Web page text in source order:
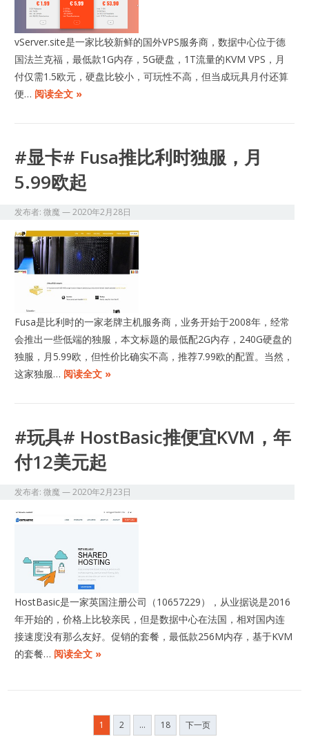
vServer.site是一家比较新鲜的国外VPS服务商，数据中心位于德
国法兰克福，最低款1G内存，5G硬盘，1T流量的KVM VPS，月
付仅需1.5欧元，硬盘比较小，可玩性不高，但当成玩具月付还算
便… 阅读全文 »
#显卡# Fusa推比利时独服，月
5.99欧起
发布者:微魔—2020年2月28日
Fusa是比利时的一家老牌主机服务商，业务开始于2008年，经常
会推出一些低端的独服，本文标题的最低配2G内存，240G硬盘的
独服，月5.99欧，但性价比确实不高，推荐7.99欧的配置。当然，
这家独服… 阅读全文 »
#玩具# HostBasic推便宜KVM，年
付12美元起
发布者:微魔—2020年2月23日
HostBasic是一家英国注册公司（10657229），从业据说是2016
年开始的，价格上比较亲民，但是数据中心在法国，相对国内连
接速度没有那么友好。促销的套餐，最低款256M内存，基于KVM
的套餐… 阅读全文 »
1 2 … 18 下一页